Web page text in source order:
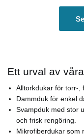
Ett urval av
Alltorkdukar för torr-,
Dammduk för enkel
Svampduk med stor
och frisk rengöring.
Mikrofiberdukar som